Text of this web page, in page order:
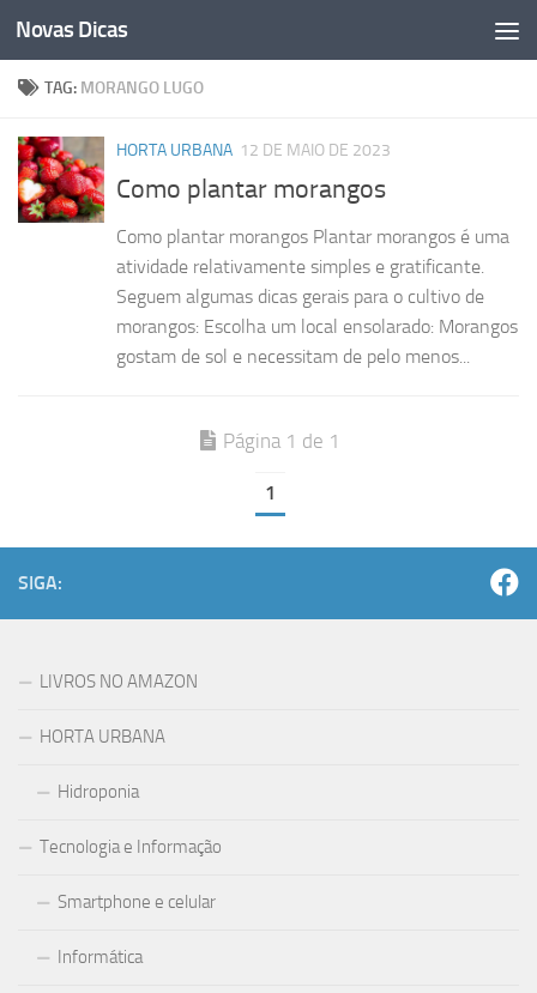
Skip to content
Novas Dicas
TAG: MORANGO LUGO
HORTA URBANA 12 DE MAIO DE 2023
Como plantar morangos
Como plantar morangos Plantar morangos é uma
atividade relativamente simples e gratificante.
Seguem algumas dicas gerais para o cultivo de
morangos: Escolha um local ensolarado: Morangos
gostam de sol e necessitam de pelo menos...
Página 1 de 1
1
SIGA:
LIVROS NO AMAZON
HORTA URBANA
Hidroponia
Tecnologia e Informação
Smartphone e celular
Informática